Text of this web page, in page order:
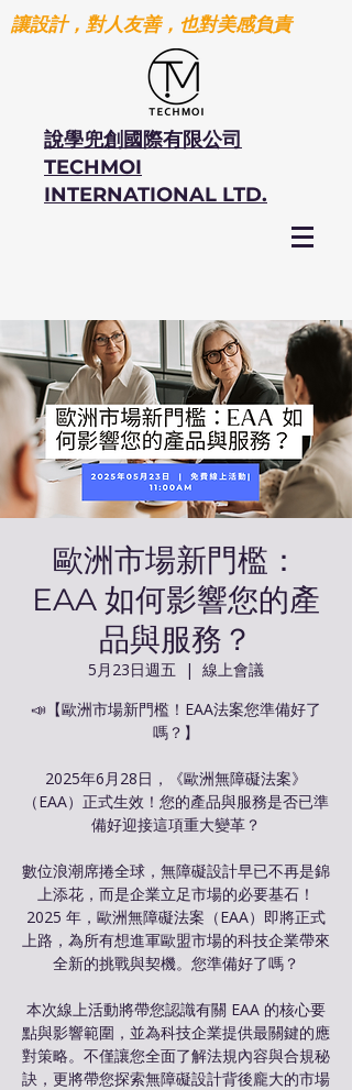
讓設計，對人友善，也對美感負責
說學兜創國際有限公司
TECHMOI
INTERNATIONAL LTD.
歐洲市場新門檻：
EAA 如何影響您的產
品與服務？
5月23日週五
  |
線上會議
📣【歐洲市場新門檻！EAA法案您準備好了
嗎？】
2025年6月28日，《歐洲無障礙法案》
（EAA）正式生效！您的產品與服務是否已準
備好迎接這項重大變革？
數位浪潮席捲全球，無障礙設計早已不再是錦
上添花，而是企業立足市場的必要基石！
2025 年，歐洲無障礙法案（EAA）即將正式
上路，為所有想進軍歐盟市場的科技企業帶來
全新的挑戰與契機。您準備好了嗎？
本次線上活動將帶您認識有關 EAA 的核心要
點與影響範圍，並為科技企業提供最關鍵的應
對策略。不僅讓您全面了解法規內容與合規秘
訣，更將帶您探索無障礙設計背後龐大的市場